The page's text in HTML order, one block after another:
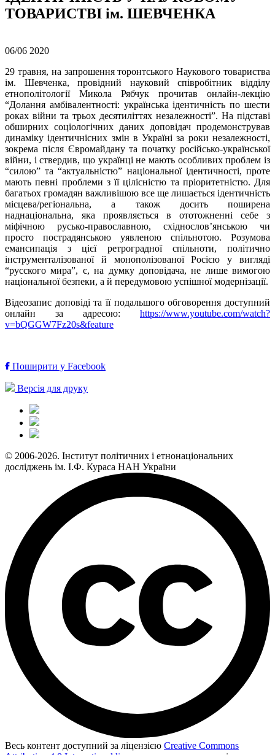
ТОВАРИСТВІ ім. ШЕВЧЕНКА
06/06 2020
29 травня, на запрошення торонтського Наукового товариства
ім. Шевченка, провідний науковий співробітник відділу
етнополітології Микола Рябчук прочитав онлайн-лекцію
“Долання амбівалентності: українська ідентичність по шести
роках війни та трьох десятиліттях незалежності”. На підставі
обширних соціологічних даних доповідач продемонстрував
динаміку ідентичнісних змін в Україні за роки незалежності,
зокрема після Євромайдану та початку російсько-української
війни, і ствердив, що українці не мають особливих проблем із
“силою” та “актуальністю” національної ідентичності, проте
мають певні проблеми з її цілісністю та пріоритетністю. Для
багатьох громадян важливішою все ще лишається ідентичність
місцева/регіональна, а також досить поширена
наднаціональна, яка проявляється в ототожненні себе з
міфічною русько-православною, східнослов’янською чи
просто пострадянською уявленою спільнотою. Розумова
емансипація з цієї ретроградної спільноти, політично
інструменталізованої й монополізованої Росією у вигляді
“русского мира”, є, на думку доповідача, не лише вимогою
національної безпеки, а й передумовою успішної модернізації.
Відеозапис доповіді та її подальшого обговорення доступний
онлайн за адресою: https://www.youtube.com/watch?
v=bQGGW7Fz20s&feature
Поширити у Facebook
Версія для друку
© 2006-2026. Інститут політичних і етнонаціональних
досліджень ім. І.Ф. Кураса НАН України
Весь контент доступний за ліцензією Creative Commons